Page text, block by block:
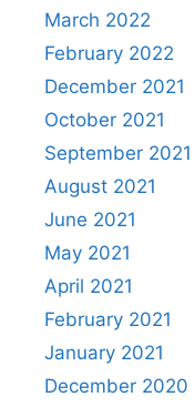
March 2022
February 2022
December 2021
October 2021
September 2021
August 2021
June 2021
May 2021
April 2021
February 2021
January 2021
December 2020